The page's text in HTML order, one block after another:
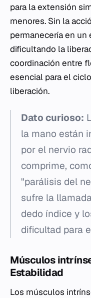
para la extensión
menores. Sin la
permanecería en
dificultando la
coordinación entre
esencial para el
liberación.
Dato curioso:
la mano están
por el nervio
comprime,
"parálisis del
sufre la
dedo índice y
dificultad para
Músculos
Estabilidad
Los músculos